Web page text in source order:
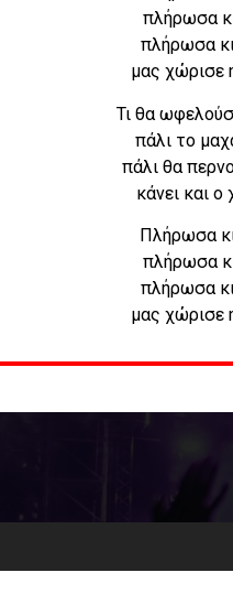
πλήρωσα
πλήρωσα
μας χώρισε
Τι θα
πάλι το
πάλι θα
κάνει και
Πλήρωσα
πλήρωσα
πλήρωσα
μας χώρισε